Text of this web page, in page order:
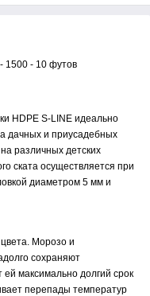
1500 - 10 футов
HDPE S-LINE идеально
дачных и приусадебных
на различных детских
ската осуществляется при
диаметром 5 мм и
Морозо и
сохраняют
максимально долгий срок
перепады температур